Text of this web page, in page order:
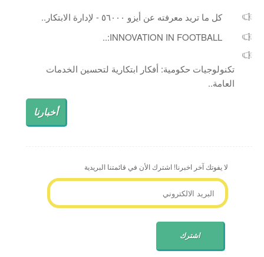
كل ما تريد معرفته عن أيزو ٥٦٠٠٠ - لإدارة الابتكار..
INNOVATION IN FOOTBALL:..
تكنولوجيات حكومية: أفكار ابتكارية لتحسين الخدمات
العامة..
أخبارنا
لا يفوتك آخر اخبرنا! اشترك الأن في قائمتنا البريدية